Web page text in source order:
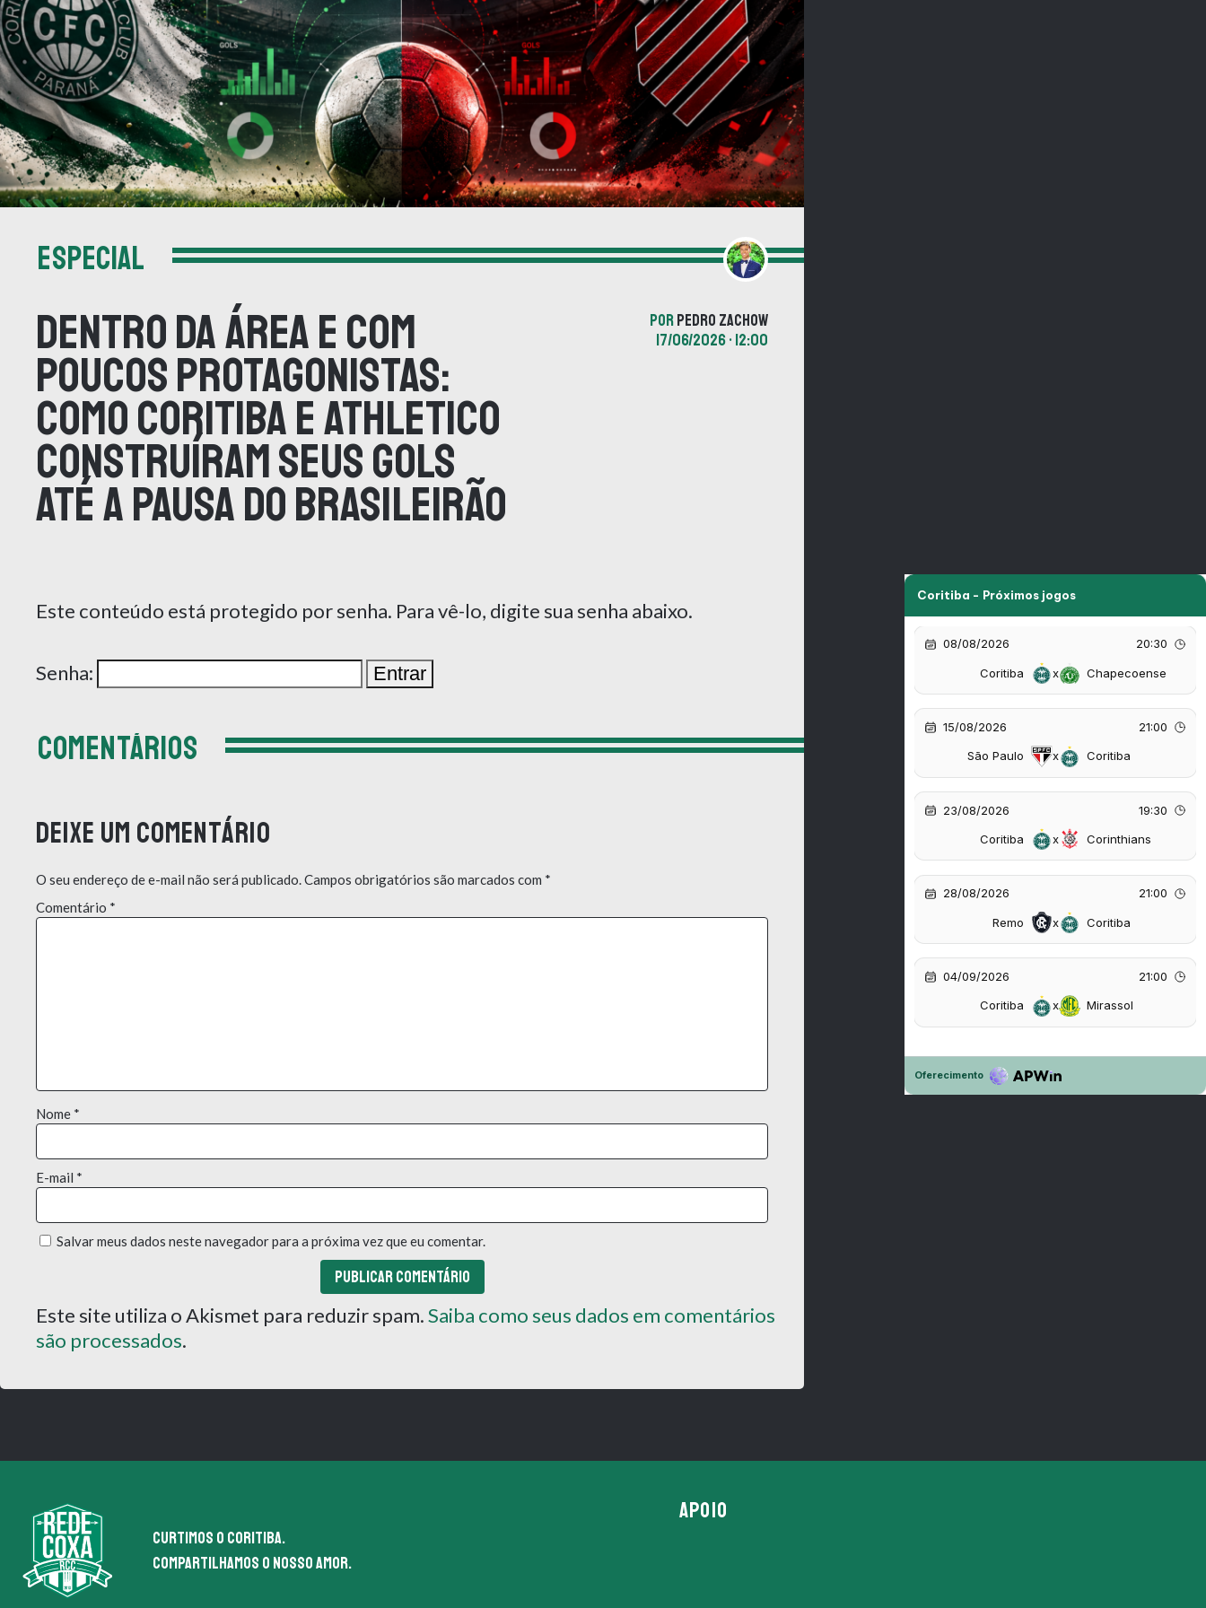
ESPECIAL
Dentro da área e com
poucos protagonistas:
como Coritiba e Athletico
construíram seus gols
até a pausa do Brasileirão
PORPEDRO ZACHOW
17/06/2026 • 12:00
Este conteúdo está protegido por senha. Para vê-lo, digite sua senha abaixo.
Senha:
COMENTÁRIOS
Deixe um comentário
O seu endereço de e-mail não será publicado.Campos obrigatórios são marcados com *
Comentário *
Nome *
E-mail *
Salvar meus dados neste navegador para a próxima vez que eu comentar.
Este site utiliza o Akismet para reduzir spam.Saiba como seus dados em comentários
são processados.
Curtimos o coritiba.
Compartilhamos o nosso amor.
APOIO